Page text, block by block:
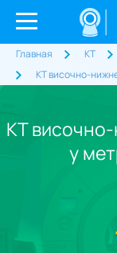
Главная КТ
КТ височно-
КТ
у